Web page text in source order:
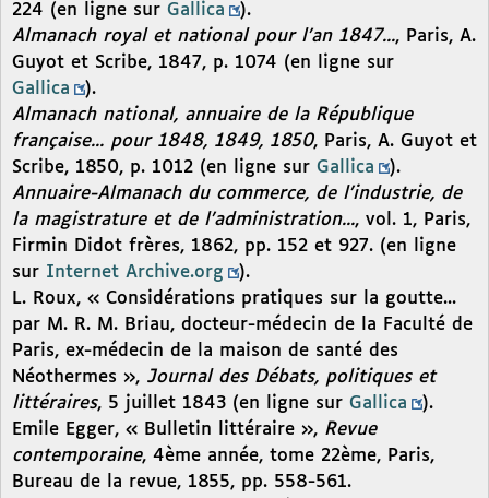
224 (en ligne sur Gallica
).
Almanach royal et national pour l’an 1847..., Paris, A.
Guyot et Scribe, 1847, p. 1074 (en ligne sur
Gallica
).
Almanach national, annuaire de la République
française... pour 1848, 1849, 1850, Paris, A. Guyot et
Scribe, 1850, p. 1012 (en ligne sur Gallica
).
Annuaire-Almanach du commerce, de l’industrie, de
la magistrature et de l’administration..., vol. 1, Paris,
Firmin Didot frères, 1862, pp. 152 et 927. (en ligne
sur Internet Archive.org
).
L. Roux, « Considérations pratiques sur la goutte...
par M. R. M. Briau, docteur-médecin de la Faculté de
Paris, ex-médecin de la maison de santé des
Néothermes », Journal des Débats, politiques et
littéraires, 5 juillet 1843 (en ligne sur Gallica
).
Emile Egger, « Bulletin littéraire », Revue
contemporaine, 4ème année, tome 22ème, Paris,
Bureau de la revue, 1855, pp. 558-561.